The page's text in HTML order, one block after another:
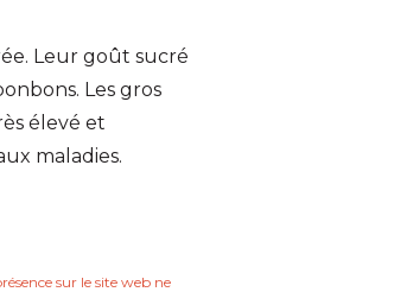
Leur goût sucré
Les gros
élevé et
maladies.
sur le site web ne